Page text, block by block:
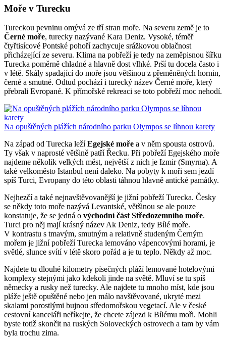
Moře v Turecku
Tureckou pevninu omývá ze tří stran moře. Na severu země je to
Černé moře, turecky nazývané Kara Deniz. Vysoké, téměř
čtyřtisícové Pontské pohoří zachycuje srážkovou oblačnost
přicházející ze severu. Klima na pobřeží je tedy na zeměpisnou šířku
Turecka poměrně chladné a hlavně dost vlhké. Prší tu docela často i
v létě. Skály spadající do moře jsou většinou z přeměněných hornin,
černé a smutné. Odtud pochází i turecký název Černé moře, který
přebrali Evropané. K přímořské rekreaci se toto pobřeží moc nehodí.
Na opuštěných plážích národního parku Olympos se líhnou karety
Na západ od Turecka ležíEgejské moře a v něm spousta ostrovů.
Ty však v naprosté většině patří Řecku. Při pobřeží Egejského moře
najdeme několik velkých měst, největší z nich je Izmir (Smyrna). A
také velkoměsto Istanbul není daleko. Na pobyty k moři sem jezdí
spíš Turci, Evropany do této oblasti táhnou hlavně antické památky.
Nejhezčí a také nejnavštěvovanější je jižní pobřeží Turecka. Česky
se někdy toto moře nazývá Levantské, většinou se ale pouze
konstatuje, že se jedná o východní část Středozemního moře.
Turci pro něj mají krásný název Ak Deniz, tedy Bílé moře.
V kontrastu s tmavým, smutným a relativně studeným Černým
mořem je jižní pobřeží Turecka lemováno vápencovými horami, je
světlé, slunce svítí v létě skoro pořád a je tu teplo. Někdy až moc.
Najdete tu dlouhé kilometry písečných pláží lemované hotelovými
komplexy stejnými jako kdekoli jinde na světě. Mluví se tu spíš
německy a rusky než turecky. Ale najdete tu mnoho míst, kde jsou
pláže ještě opuštěné nebo jen málo navštěvované, ukryté mezi
skalami porostlými bujnou středomořskou vegetací. Ale v české
cestovní kanceláři neříkejte, že chcete zájezd k Bílému moři. Mohli
byste totiž skončit na ruských Soloveckých ostrovech a tam by vám
byla trochu zima.